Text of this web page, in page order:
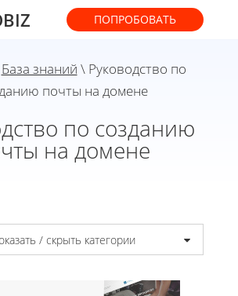
ПОПРОБОВАТЬ
База знаний \ Руководство по
почты на домене
по созданию
на домене
/ скрыть категории